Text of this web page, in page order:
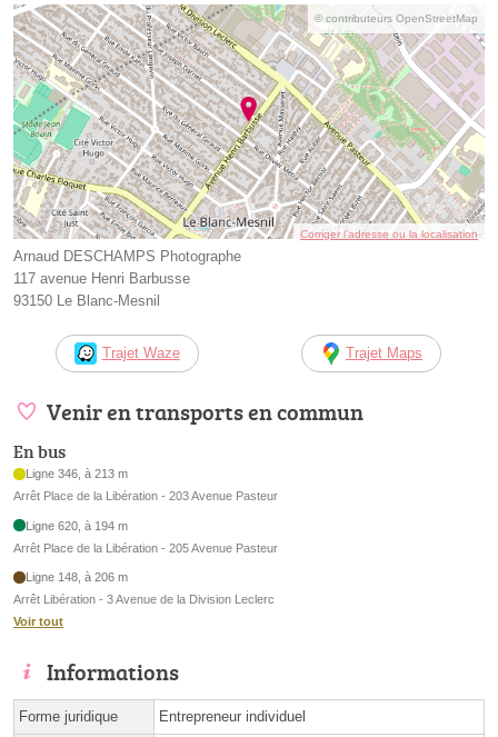
© contributeurs OpenStreetMap
Corriger l’adresse ou la localisation
Arnaud DESCHAMPS Photographe
117 avenue Henri Barbusse
93150 Le Blanc-Mesnil
Trajet Waze Trajet Maps
Venir en transports en commun
En bus
Ligne 346, à 213 m
Arrêt Place de la Libération - 203 Avenue Pasteur
Ligne 620, à 194 m
Arrêt Place de la Libération - 205 Avenue Pasteur
Ligne 148, à 206 m
Arrêt Libération - 3 Avenue de la Division Leclerc
Voir tout
Informations
Forme juridique Entrepreneur individuel